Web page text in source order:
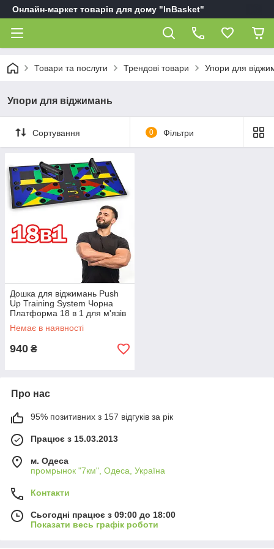
Онлайн-маркет товарів для дому "InBasket"
Товари та послуги Трендові товари Упори для
Упори для віджимань
Сортування 0 Фільтри
Дошка для віджимань Push
Up Training System Чорна
Платформа 18 в 1 для м'язів
рук грудних спини біцепса
Немає в наявності
940 ₴
Про нас
95% позитивних з 157 відгуків за рік
Працює з 15.03.2013
м. Одеса
промрынок "7км", Одеса, Україна
Контакти
Сьогодні працює з 09:00 до 18:00
Показати весь графік роботи